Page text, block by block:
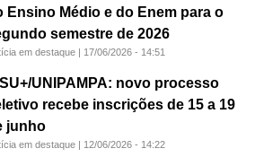
Ensino Médio e do Enem para o
semestre de 2026
em destaque | 17/06/2026 - 14:51
UNIPAMPA: novo processo
recebe inscrições de 15 a 19
junho
em destaque | 12/06/2026 - 14:22